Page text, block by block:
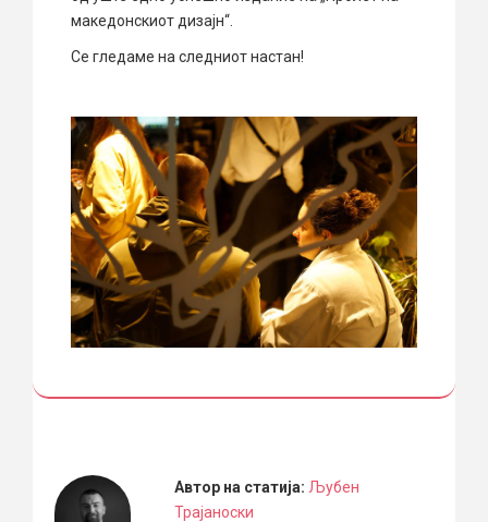
македонскиот дизајн“.
Се гледаме на следниот настан!
Автор на статија: Љубен
Трајаноски